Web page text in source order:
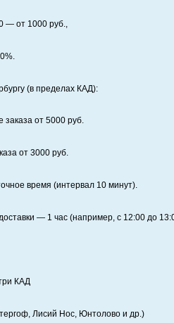
— от 1000руб.,
.
(в пределах КАД):
заказа от 5000руб.
от 3000руб.
время (интервал 10 минут).
— 1 час (например, с 12:00 до
КАД
Лисий Нос, Юнтолово и др.)